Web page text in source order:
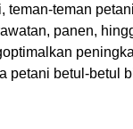
teman-teman
panen,
petani betul-betul